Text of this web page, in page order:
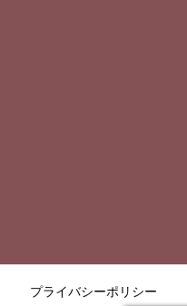
プライバシーポリシー